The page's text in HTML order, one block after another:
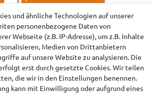
für Käufer aus der Schweiz
und ähnliche Technologien auf unserer
personenbezogene Daten von
Webseite (z.B. IP-Adresse), um z.B. Inhalte
Medien von Drittanbietern
auf unsere Website zu analysieren. Die
erst durch gesetzte Cookies. Wir teilen
die wir in den Einstellungen benennen.
kann mit Einwilligung oder aufgrund eines